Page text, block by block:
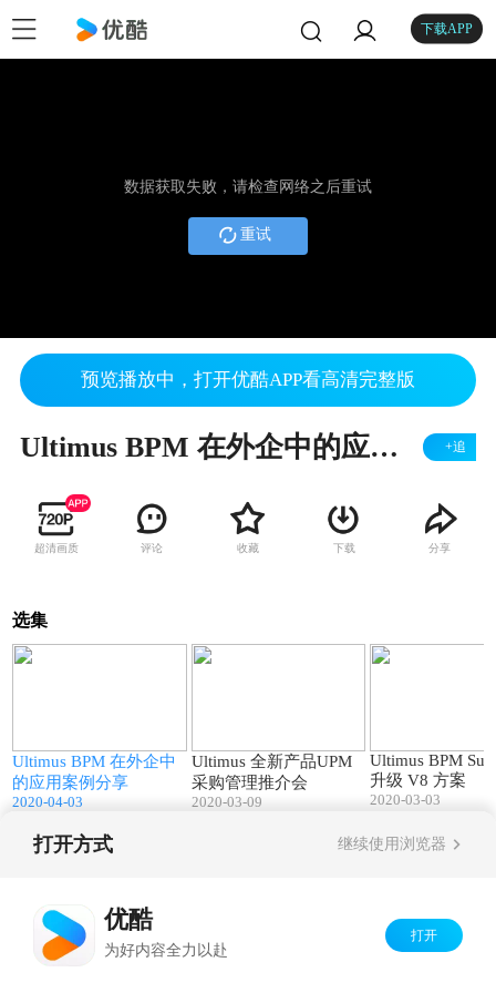
下载APP
数据获取失败，请检查网络之后重试
重试
预览播放中，打开优酷APP看高清完整版
Ultimus BPM 在外企中的应用案例分享 +追
超清画质 评论 收藏 下载 分享
选集
Ultimus BPM 在外企中
的应用案例分享
2020-04-03
Ultimus 全新产品UPM
采购管理推介会
2020-03-09
Ultimus BPM
升级 V8 方案
2020-03-03
打开方式 继续使用浏览器
优酷
为好内容全力以赴
打开